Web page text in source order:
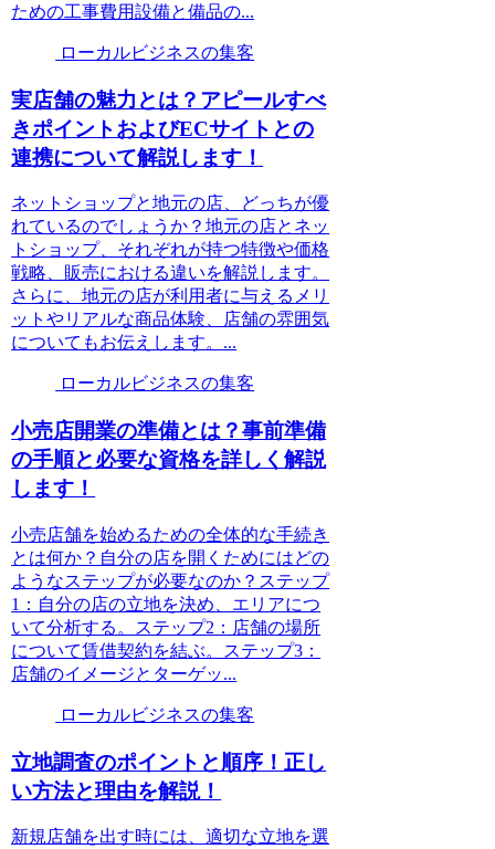
ための工事費用設備と備品の...
ローカルビジネスの集客
実店舗の魅力とは？アピールすべ
きポイントおよびECサイトとの
連携について解説します！
ネットショップと地元の店、どっちが優
れているのでしょうか？地元の店とネッ
トショップ、それぞれが持つ特徴や価格
戦略、販売における違いを解説します。
さらに、地元の店が利用者に与えるメリ
ットやリアルな商品体験、店舗の雰囲気
についてもお伝えします。...
ローカルビジネスの集客
小売店開業の準備とは？事前準備
の手順と必要な資格を詳しく解説
します！
小売店舗を始めるための全体的な手続き
とは何か？自分の店を開くためにはどの
ようなステップが必要なのか？ステップ
1：自分の店の立地を決め、エリアにつ
いて分析する。ステップ2：店舗の場所
について賃借契約を結ぶ。ステップ3：
店舗のイメージとターゲッ...
ローカルビジネスの集客
立地調査のポイントと順序！正し
い方法と理由を解説！
新規店舗を出す時には、適切な立地を選